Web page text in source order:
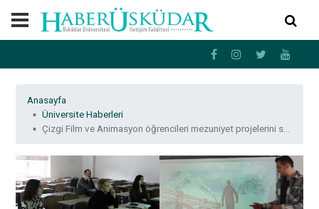
Anasayfa
Üniversite Haberleri
Çizgi Film ve Animasyon öğrencileri mezuniyet projelerini sundu